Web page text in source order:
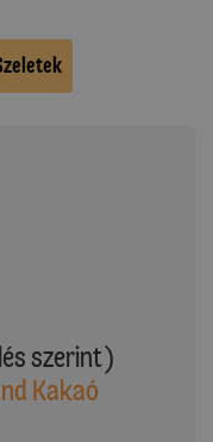
szerint)
Kakaó